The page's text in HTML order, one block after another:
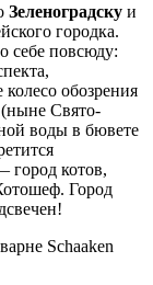
Зеленоградску и
городка.
себе повсюду:
обозрения
(ныне Свято-
воды в бювете
город котов,
Город
Schaaken